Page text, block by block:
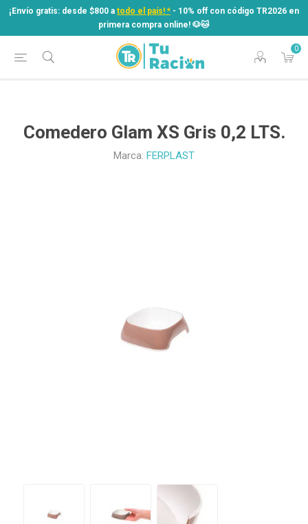
¡Envío gratis: desde $800 a todo el país! * - 10% off con código TR2026 en
primera compra online! ​🐶​🐱
0
¡Envío gratis: desde $800 atodo el país! *
- 10% off con código TR2026 en
primera compra online! ​🐶​🐱
Comedero Glam XS Gris 0,2 LTS.
Marca: FERPLAST